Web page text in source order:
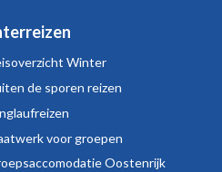
Winter
de sporen reizen
voor groepen
Oostenrijk